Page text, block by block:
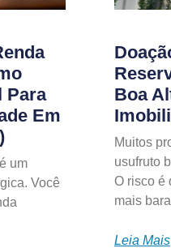
Para
Em
um
Você
Boa
Muitos
usufruto
O risco é
mais
Leia Mais